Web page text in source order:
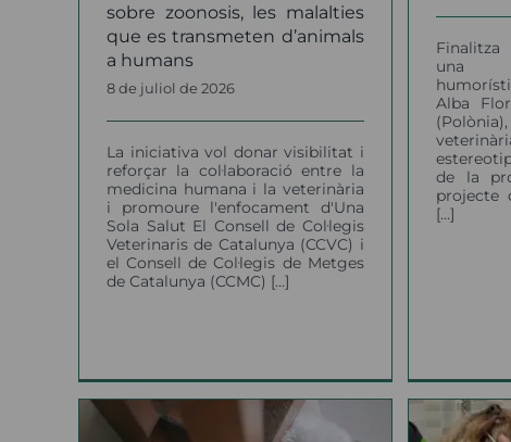
sobre zoonosis, les malalties
que es transmeten d’animals
a humans
8 de juliol de 2026
La iniciativa vol donar visibilitat i
reforçar la col·laboració entre la
medicina humana i la veterinària
i promoure l'enfocament d'Una
Sola Salut El Consell de Col·legis
Veterinaris de Catalunya (CCVC) i
el Consell de Col·legis de Metges
de Catalunya (CCMC) [...]
Finalitza
una
Alba
de la
projecte
[...]